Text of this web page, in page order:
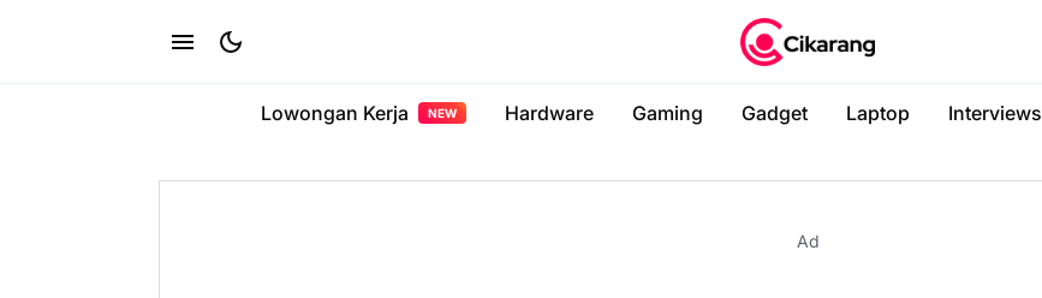
Lowongan Kerja NEW Hardware Gaming Gadget Laptop Interviews
Ad